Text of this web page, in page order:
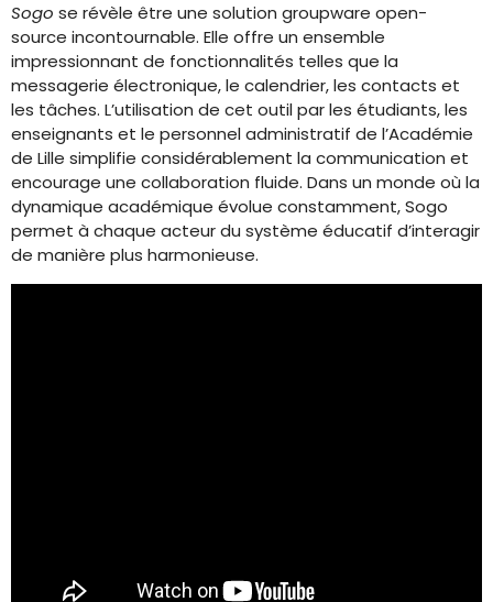
Sogo se révèle être une solution groupware open-
source incontournable. Elle offre un ensemble
impressionnant de fonctionnalités telles que la
messagerie électronique, le calendrier, les contacts et
les tâches. L’utilisation de cet outil par les étudiants, les
enseignants et le personnel administratif de l’Académie
de Lille simplifie considérablement la communication et
encourage une collaboration fluide. Dans un monde où la
dynamique académique évolue constamment, Sogo
permet à chaque acteur du système éducatif d’interagir
de manière plus harmonieuse.